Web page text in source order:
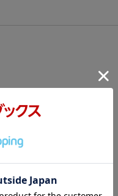
奏を完全コピーし楽譜に
と名高いものを選りすぐ
パートのソロ演奏もしっ